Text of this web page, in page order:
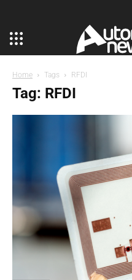
Home Tags RFDI
Tag: RFDI